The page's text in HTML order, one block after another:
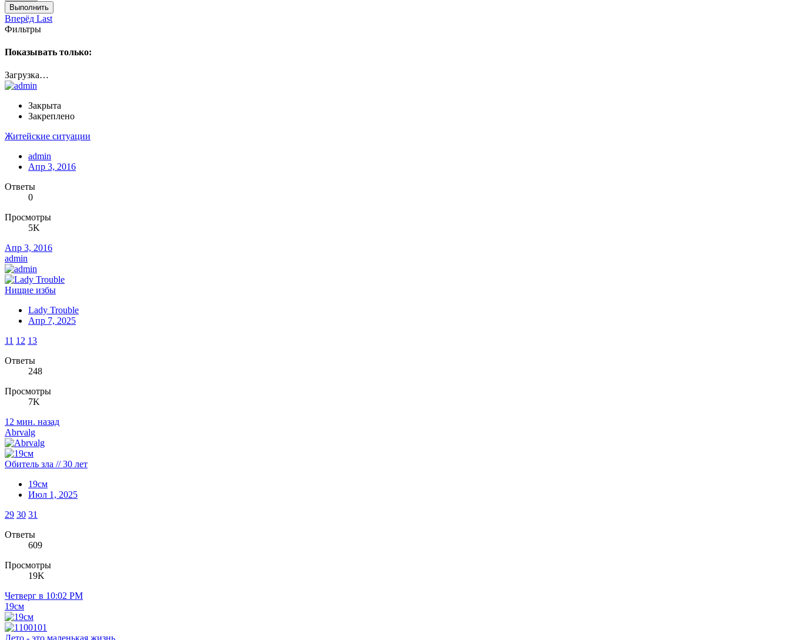
Выполнить
Вперёд Last
Фильтры
Показывать только:
Загрузка…
Закрыта
Закреплено
Житейские ситуации
admin
Апр 3, 2016
Ответы
0
Просмотры
5K
Апр 3, 2016
admin
Нищие избы
Lady Trouble
Апр 7, 2025
11 12 13
Ответы
248
Просмотры
7K
12 мин. назад
Abrvalg
Обитель зла // 30 лет
19см
Июл 1, 2025
29 30 31
Ответы
609
Просмотры
19K
Четверг в 10:02 PM
19см